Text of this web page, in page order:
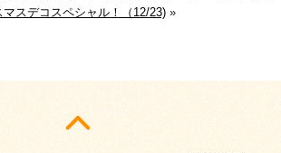
マスデコスペシャル！（12/23)»